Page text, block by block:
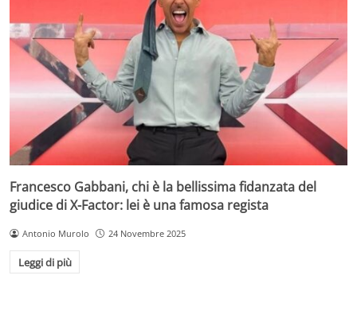
Francesco Gabbani, chi è la bellissima fidanzata del
giudice di X-Factor: lei è una famosa regista
Antonio Murolo 24 Novembre 2025
Leggi di più